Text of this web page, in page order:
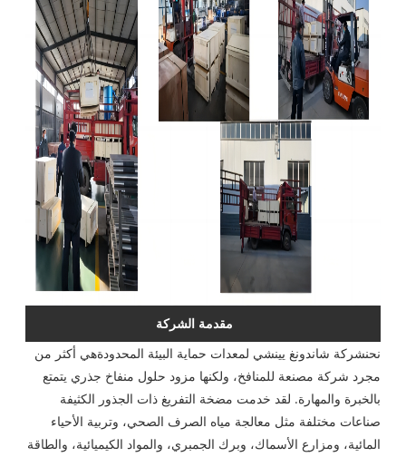
مقدمة الشركة
نحنشركة شاندونغ يينشي لمعدات حماية البيئة المحدودةهي أكثر من
مجرد شركة مصنعة للمنافخ، ولكنها مزود حلول منفاخ جذري يتمتع
بالخبرة والمهارة. لقد خدمت مضخة التفريغ ذات الجذور الكثيفة
صناعات مختلفة مثل معالجة مياه الصرف الصحي، وتربية الأحياء
المائية، ومزارع الأسماك، وبرك الجمبري، والمواد الكيميائية، والطاقة